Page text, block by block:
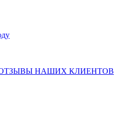
НАШИХ КЛИЕНТОВ